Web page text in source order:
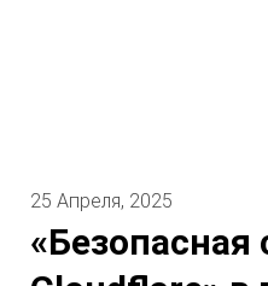
25 Апреля, 2025
«Безопасная